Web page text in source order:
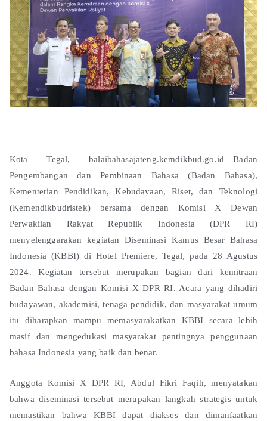
Kota Tegal, balaibahasajateng.kemdikbud.go.id—Badan
Pengembangan dan Pembinaan Bahasa (Badan Bahasa),
Kementerian Pendidikan, Kebudayaan, Riset, dan Teknologi
(Kemendikbudristek) bersama dengan Komisi X Dewan
Perwakilan Rakyat Republik Indonesia (DPR RI)
menyelenggarakan kegiatan Diseminasi Kamus Besar Bahasa
Indonesia (KBBI) di Hotel Premiere, Tegal, pada 28 Agustus
2024. Kegiatan tersebut merupakan bagian dari kemitraan
Badan Bahasa dengan Komisi X DPR RI. Acara yang dihadiri
budayawan, akademisi, tenaga pendidik, dan masyarakat umum
itu diharapkan mampu memasyarakatkan KBBI secara lebih
masif dan mengedukasi masyarakat pentingnya penggunaan
bahasa Indonesia yang baik dan benar.
Anggota Komisi X DPR RI, Abdul Fikri Faqih, menyatakan
bahwa diseminasi tersebut merupakan langkah strategis untuk
memastikan bahwa KBBI dapat diakses dan dimanfaatkan